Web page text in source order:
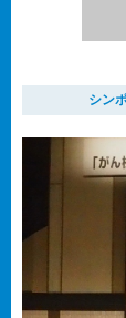
シン